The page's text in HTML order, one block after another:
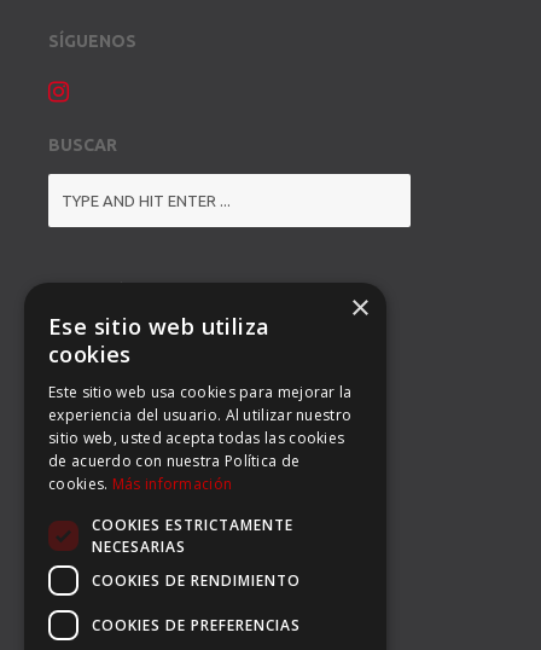
SÍGUENOS
BUSCAR
BALMES 92, 3º 1ª B
08008 BARCELONA
TEL: (34) 93 363 53 97
FAX: (34) 93 396 90 14
EMAIL:INFO@CARSERSPORTS.COM
×
Ese sitio web utiliza
cookies
Este sitio web usa cookies para mejorar la
experiencia del usuario. Al utilizar nuestro
sitio web, usted acepta todas las cookies
de acuerdo con nuestra Política de
cookies. Más información
COOKIES ESTRICTAMENTE
NECESARIAS
COOKIES DE RENDIMIENTO
COOKIES DE PREFERENCIAS